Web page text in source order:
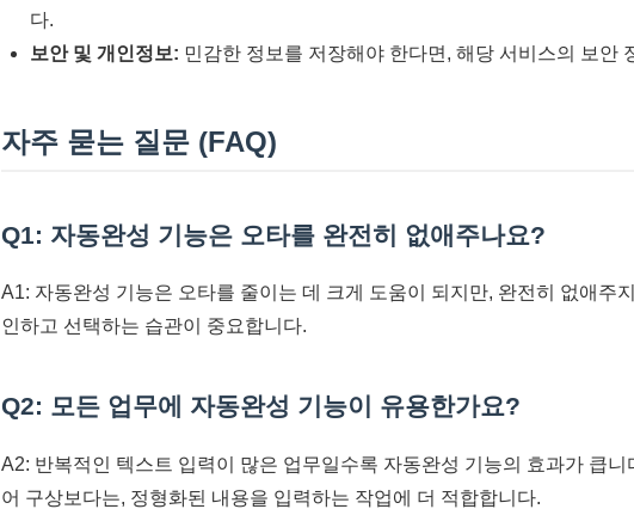
다.
보안 및 개인정보: 민감한 정보를 저장해야 한다면, 해당 서비스의 보안
자주 묻는 질문 (FAQ)
Q1: 자동완성 기능은 오타를 완전히 없애주나요?
A1: 자동완성 기능은 오타를 줄이는 데 크게 도움이 되지만, 완전히 없애주
인하고 선택하는 습관이 중요합니다.
Q2: 모든 업무에 자동완성 기능이 유용한가요?
A2: 반복적인 텍스트 입력이 많은 업무일수록 자동완성 기능의 효과가 큽니
어 구상보다는, 정형화된 내용을 입력하는 작업에 더 적합합니다.